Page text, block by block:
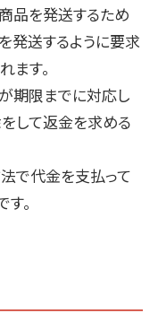
品を発送するため
発送するように要求
ます。
期限までに対応し
して返金を求める
で代金を支払って
。